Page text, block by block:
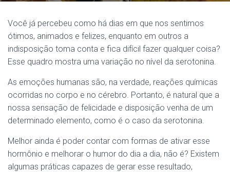
Você já percebeu como há dias em que nos sentimos
ótimos, animados e felizes, enquanto em outros a
indisposição toma conta e fica difícil fazer qualquer coisa?
Esse quadro mostra uma variação no nível da serotonina.
As emoções humanas são, na verdade, reações químicas
ocorridas no corpo e no cérebro. Portanto, é natural que a
nossa sensação de felicidade e disposição venha de um
determinado elemento, como é o caso da serotonina.
Melhor ainda é poder contar com formas de ativar esse
hormônio e melhorar o humor do dia a dia, não é? Existem
algumas práticas capazes de gerar esse resultado,